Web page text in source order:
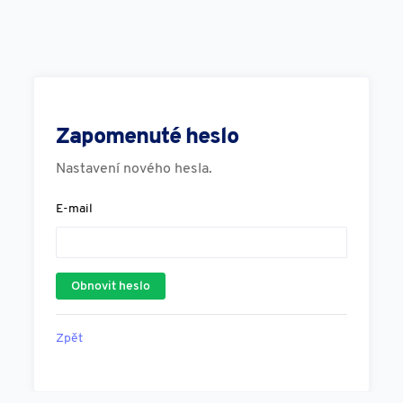
Zapomenuté heslo
Nastavení nového hesla.
E-mail
Zpět